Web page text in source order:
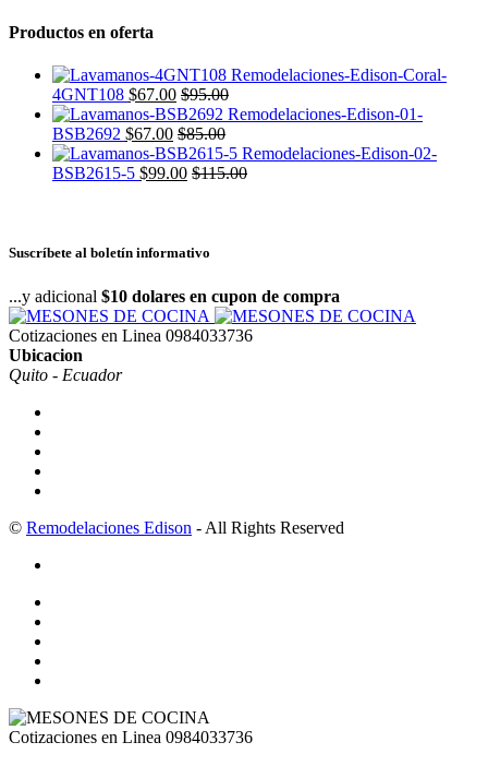
Productos en oferta
4GNT108 $67.00 $95.00
BSB2692 $67.00 $85.00
BSB2615-5 $99.00 $115.00
Suscríbete al boletín informativo
...y adicional $10 dolares en cupon de compra
Cotizaciones en Linea 0984033736
Ubicacion
Quito - Ecuador
© Remodelaciones Edison - All Rights Reserved
Cotizaciones en Linea 0984033736